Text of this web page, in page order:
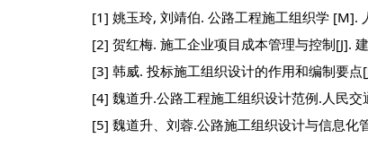
[1] 姚玉玲, 刘靖伯. 公路工程施工组织学 [M].
[2] 贺红梅. 施工企业项目成本管理与控制[J].
[3] 韩威. 投标施工组织设计的作用和编制要点
[4] 魏道升.公路工程施工组织设计范例.人民交
[5] 魏道升、刘蓉.公路施工组织设计与信息化